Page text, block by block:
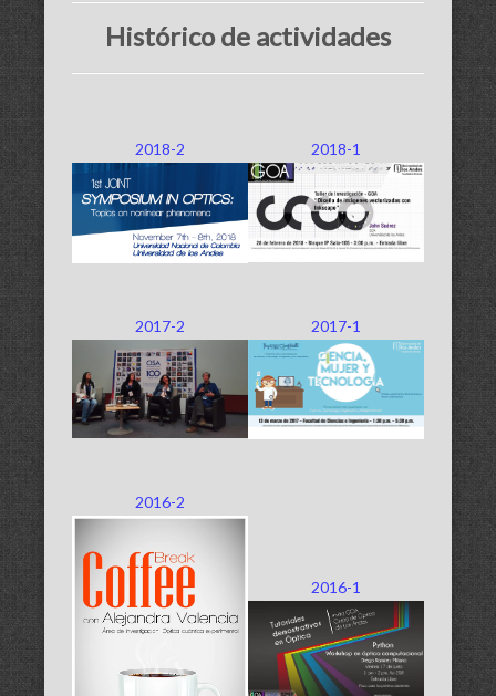
Histórico de actividades
2018-2 2018-1
2017-2 2017-1
2016-2
2016-1